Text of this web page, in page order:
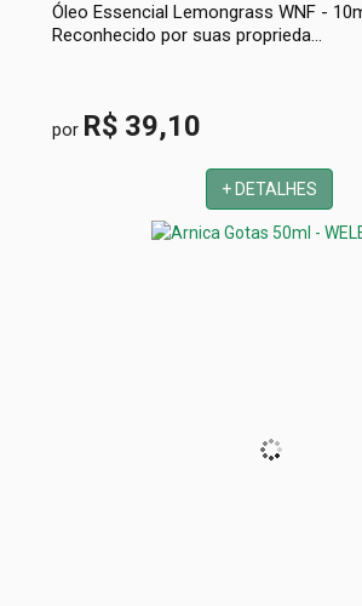
Óleo Essencial Lemongrass WNF -
Reconhecido por suas proprieda...
por R$ 39,10
+ DETALHES